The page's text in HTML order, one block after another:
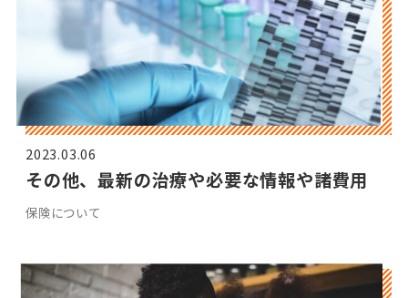
2023.03.06
その他、最新の治療や必要な情報や諸費用
保険について